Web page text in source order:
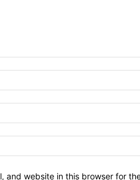
and website in this browser for